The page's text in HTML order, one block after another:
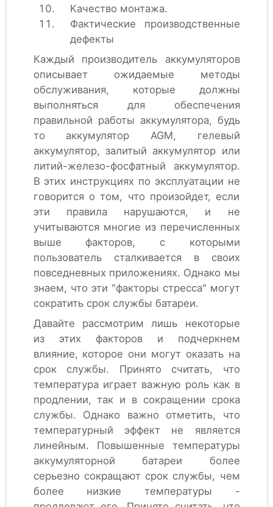
Качество монтажа.
Фактические производственные
дефекты
Каждый производитель аккумуляторов
описывает ожидаемые методы
обслуживания, которые должны
выполняться для обеспечения
правильной работы аккумулятора, будь
то аккумулятор AGM, гелевый
аккумулятор, залитый аккумулятор или
литий-железо-фосфатный аккумулятор.
В этих инструкциях по эксплуатации не
говорится о том, что произойдет, если
эти правила нарушаются, и не
учитываются многие из перечисленных
выше факторов, с которыми
пользователь сталкивается в своих
повседневных приложениях. Однако мы
знаем, что эти "факторы стресса" могут
сократить срок службы батареи.
Давайте рассмотрим лишь некоторые
из этих факторов и подчеркнем
влияние, которое они могут оказать на
срок службы. Принято считать, что
температура играет важную роль как в
продлении, так и в сокращении срока
службы. Однако важно отметить, что
температурный эффект не является
линейным. Повышенные температуры
аккумуляторной батареи более
серьезно сокращают срок службы, чем
более низкие температуры -